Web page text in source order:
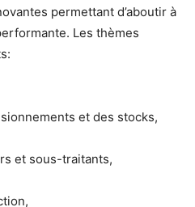
permettant d’aboutir à
Les thèmes
et des stocks,
et sous-traitants,